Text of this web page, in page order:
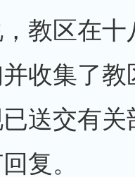
教区在十
收集了
送交有关
复。